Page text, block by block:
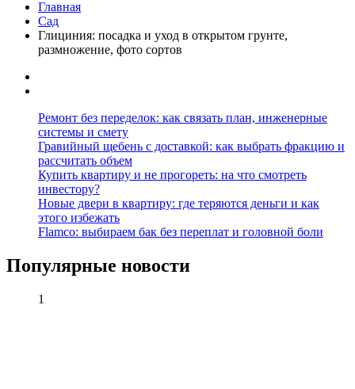
Главная
Сад
Глициния: посадка и уход в открытом грунте,
размножение, фото сортов
Ремонт без переделок: как связать план, инженерные
системы и смету
Гравийный щебень с доставкой: как выбрать фракцию и
рассчитать объем
Купить квартиру и не прогореть: на что смотреть
инвестору?
Новые двери в квартиру: где теряются деньги и как
этого избежать
Flamco: выбираем бак без переплат и головной боли
Популярные новости
1